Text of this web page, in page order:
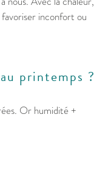
inconfort ou
printemps ?
Or humidité +